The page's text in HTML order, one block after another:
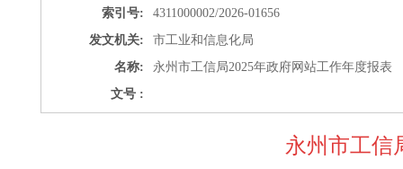
索引号:
4311000002/2026-01656
发文机关:
市工业和信息化局
名称:
永州市工信局2025年政府网站工作年度报表
文号 :
永州市工信